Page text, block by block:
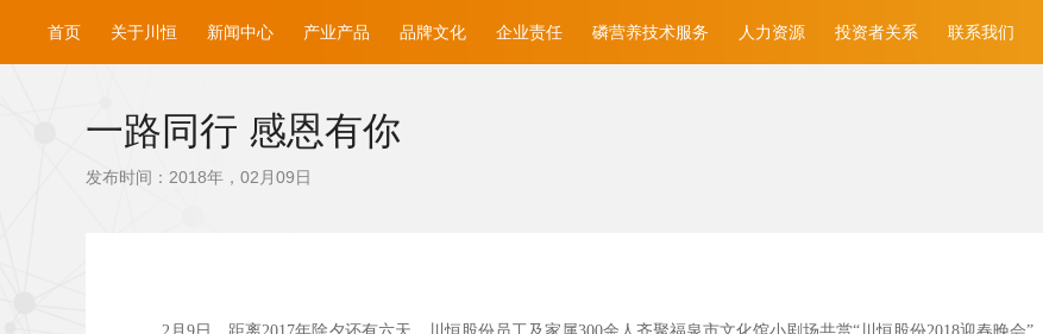
首页 关于川恒 新闻中心 产业产品 品牌文化 企业责任 磷营养技术服务 人力资源 投资者关系 联系我们
一路同行 感恩有你
发布时间：2018年，02月09日